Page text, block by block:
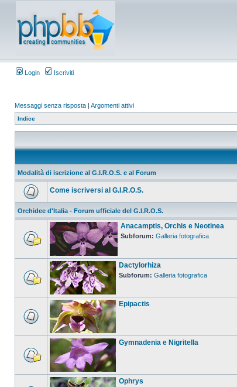
Login Iscriviti
Messaggi senza risposta | Argomenti attivi
Indice
Modalità di iscrizione al G.I.R.O.S. e al Forum
Come iscriversi al G.I.R.O.S.
Orchidee d'Italia - Forum ufficiale del G.I.R.O.S.
Anacamptis, Orchis e Neotinea
Subforum: Galleria fotografica
Dactylorhiza
Subforum: Galleria fotografica
Epipactis
Gymnadenia e Nigritella
Ophrys